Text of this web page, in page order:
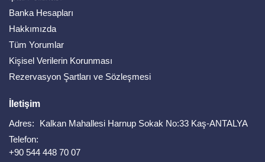
Banka Hesapları
Hakkımızda
Tüm Yorumlar
Kişisel Verilerin Korunması
Rezervasyon Şartları ve Sözleşmesi
İletişim
Adres:
Kalkan Mahallesi Harnup Sokak No:33 Kaş-ANTALYA
Telefon:
+90 544 448 70 07